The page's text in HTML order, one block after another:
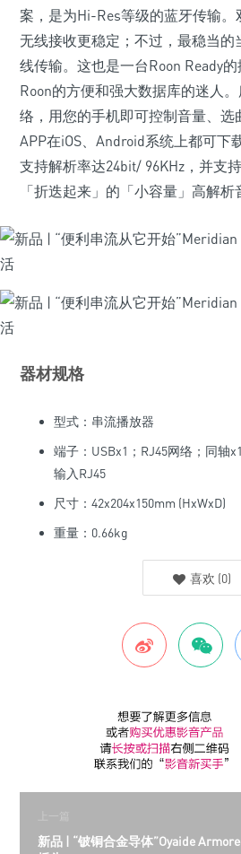
案，是为Hi-Res等级的蓝牙传输
无线接收更稳定；不过，最稳当的
线传输。这也是一台Roon Ready
Roon的方便和强大数据库的迷人
络，用您的手机即可控制音量、选
APP在iOS、Android系统上都可下
支持解析率达24bit/ 96KHz，并支
「折迭起来」的「小容量」高解析
器材规格
型式：串流播放器
端子：USBx1；RJ45网络；同轴
输入RJ45
尺寸：42x204x150mm (HxWxD)
重量：0.66kg
喜欢 (0)
上一篇
新品 | “铍铜合金导体”Oyaide